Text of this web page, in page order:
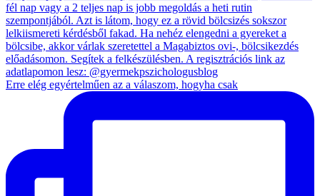
Erre elég egyértelműen az a válaszom, hogyha csak